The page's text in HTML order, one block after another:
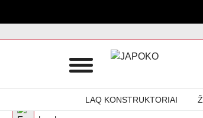
LAQ KONSTRUKTORIAI